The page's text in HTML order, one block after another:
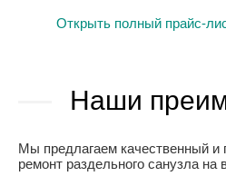
Открыть полный прайс-
Наши
Мы предлагаем качественный
ремонт раздельного санузла на